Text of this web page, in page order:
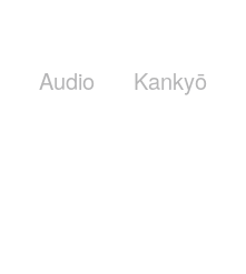
Audio Kankyō